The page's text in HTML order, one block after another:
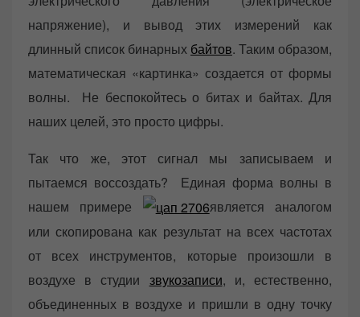
напряжение), и вывод этих измерений как
длинный список бинарных байтов. Таким образом,
математическая «картинка» создается от формы
волны. Не беспокойтесь о битах и ​​байтах. Для
наших целей, это просто цифры.
Так что же, этот сигнал мы записываем и
пытаемся воссоздать? Единая форма волны в
нашем примере
является аналогом
или скопирована как результат на всех частотах
от всех инструментов, которые произошли в
воздухе в студии звукозаписи, и, естественно,
объединенных в воздухе и пришли в одну точку